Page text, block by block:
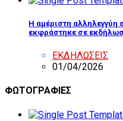
Η αμέριστη αλληλεγγύη
εκφράστηκε σε
ΕΚΔΗΛΩΣΕΙΣ
01/04/2026
ΦΩΤΟΓΡΑΦΙΕΣ